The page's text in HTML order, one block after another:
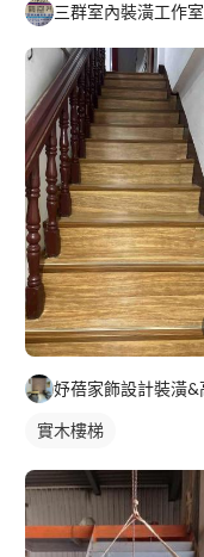
三群室內裝潢工作室
實木樓梯